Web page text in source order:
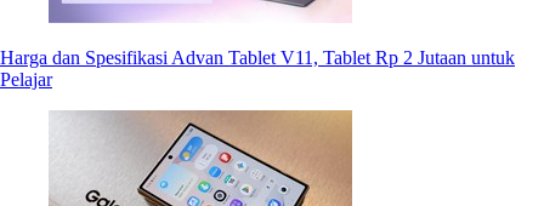
Harga dan Spesifikasi Advan Tablet V11, Tablet Rp 2 Jutaan untuk
Pelajar